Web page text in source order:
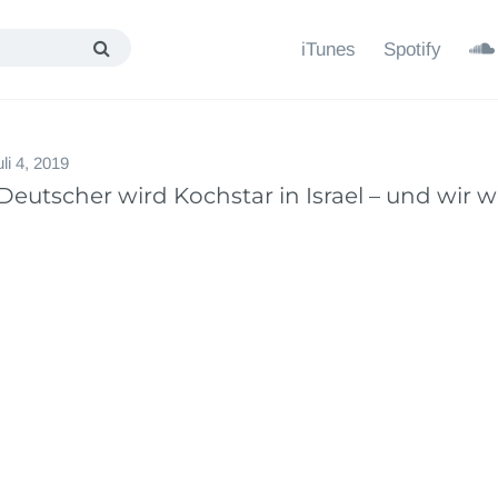
iTunes Spotify
4, 2019
wird Kochstar in Israel – und wir